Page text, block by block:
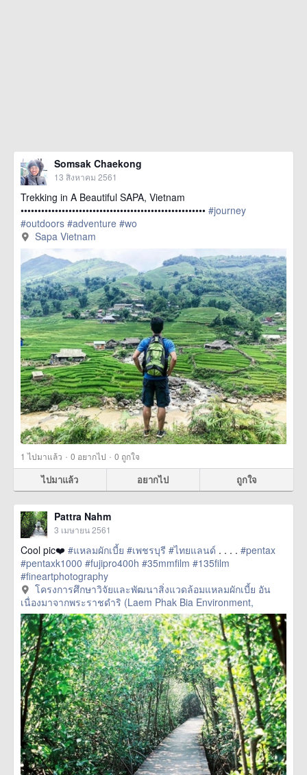
Somsak Chaekong
13 สิงหาคม 2561
Trekking in A Beautiful SAPA, Vietnam
•••••••••••••••••••••••••••••••••••••••••••••••••••••• #journey
#outdoors #adventure #wo
href=https://m.thetrippacker.com/th/image/SapaVietnam/213372>
more
Sapa Vietnam
1 ไปมาแล้ว · 0 อยากไป · 0 ถูกใจ
ไปมาแล้ว อยากไป ถูกใจ
Pattra Nahm
3 เมษายน 2561
Cool pic❤️ #แหลมผักเบี้ย #เพชรบุรี #ไทยแลนด์ . . . . #pentax
#pentaxk1000 #fujipro400h #35mmfilm #135film
#fineartphotography
href=https://m.thetrippacker.com/th/image/โครงการศึกษาวิจัย
และพัฒนาสิ่งแวดล้อมแหลมผักเบี้ยอันเนื่องมาจากพระ
ราชดำริLaemPhakBiaEnvironment/212145> more
โครงการศึกษาวิจัยและพัฒนาสิ่งแวดล้อมแหลมผักเบี้ย อัน
เนื่องมาจากพระราชดำริ (Laem Phak Bia Environment,
เพชรบุรี